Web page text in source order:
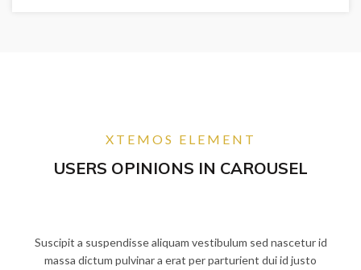
XTEMOS ELEMENT
USERS OPINIONS IN CAROUSEL
Suscipit a suspendisse aliquam vestibulum sed nascetur id
massa dictum pulvinar a erat per parturient dui id justo